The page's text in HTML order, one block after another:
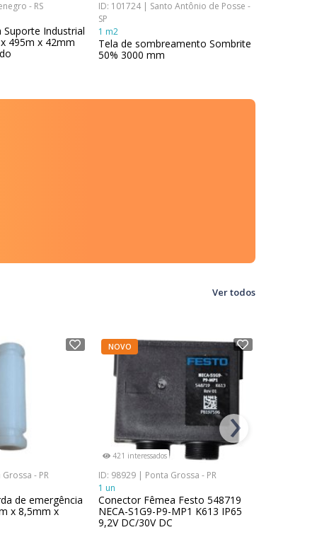
- RS
Industrial
495m x 42mm
ID: 101724 | Santo Antônio de Posse -
SP
1 m2
Tela de sombreamento Sombrite
50% 3000 mm
Ver todos
- PR
de emergência
x 8,5mm x
NOVO
421 interessados
ID: 98929 | Ponta Grossa - PR
1 un
Conector Fêmea Festo 548719
NECA-S1G9-P9-MP1 K613 IP65
9,2V DC/30V DC
›